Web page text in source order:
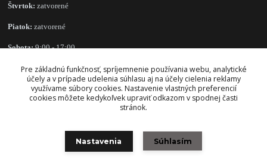
Štvrtok: zatvorené
Piatok: zatvorené
Sobota:9:00 - 17:00
Nedeľa: zatvorené
Pre základnú funkčnosť, spríjemnenie používania webu, analytické
účely a v prípade udelenia súhlasu aj na účely cielenia reklamy
využívame súbory cookies. Nastavenie vlastných preferencií
cookies môžete kedykoľvek upraviť odkazom v spodnej časti
stránok.
Nastavenia Súhlasím